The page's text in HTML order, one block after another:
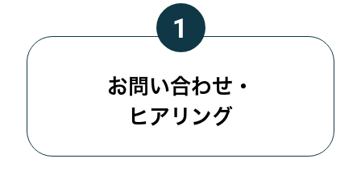
お問い合わせ・
ヒアリング